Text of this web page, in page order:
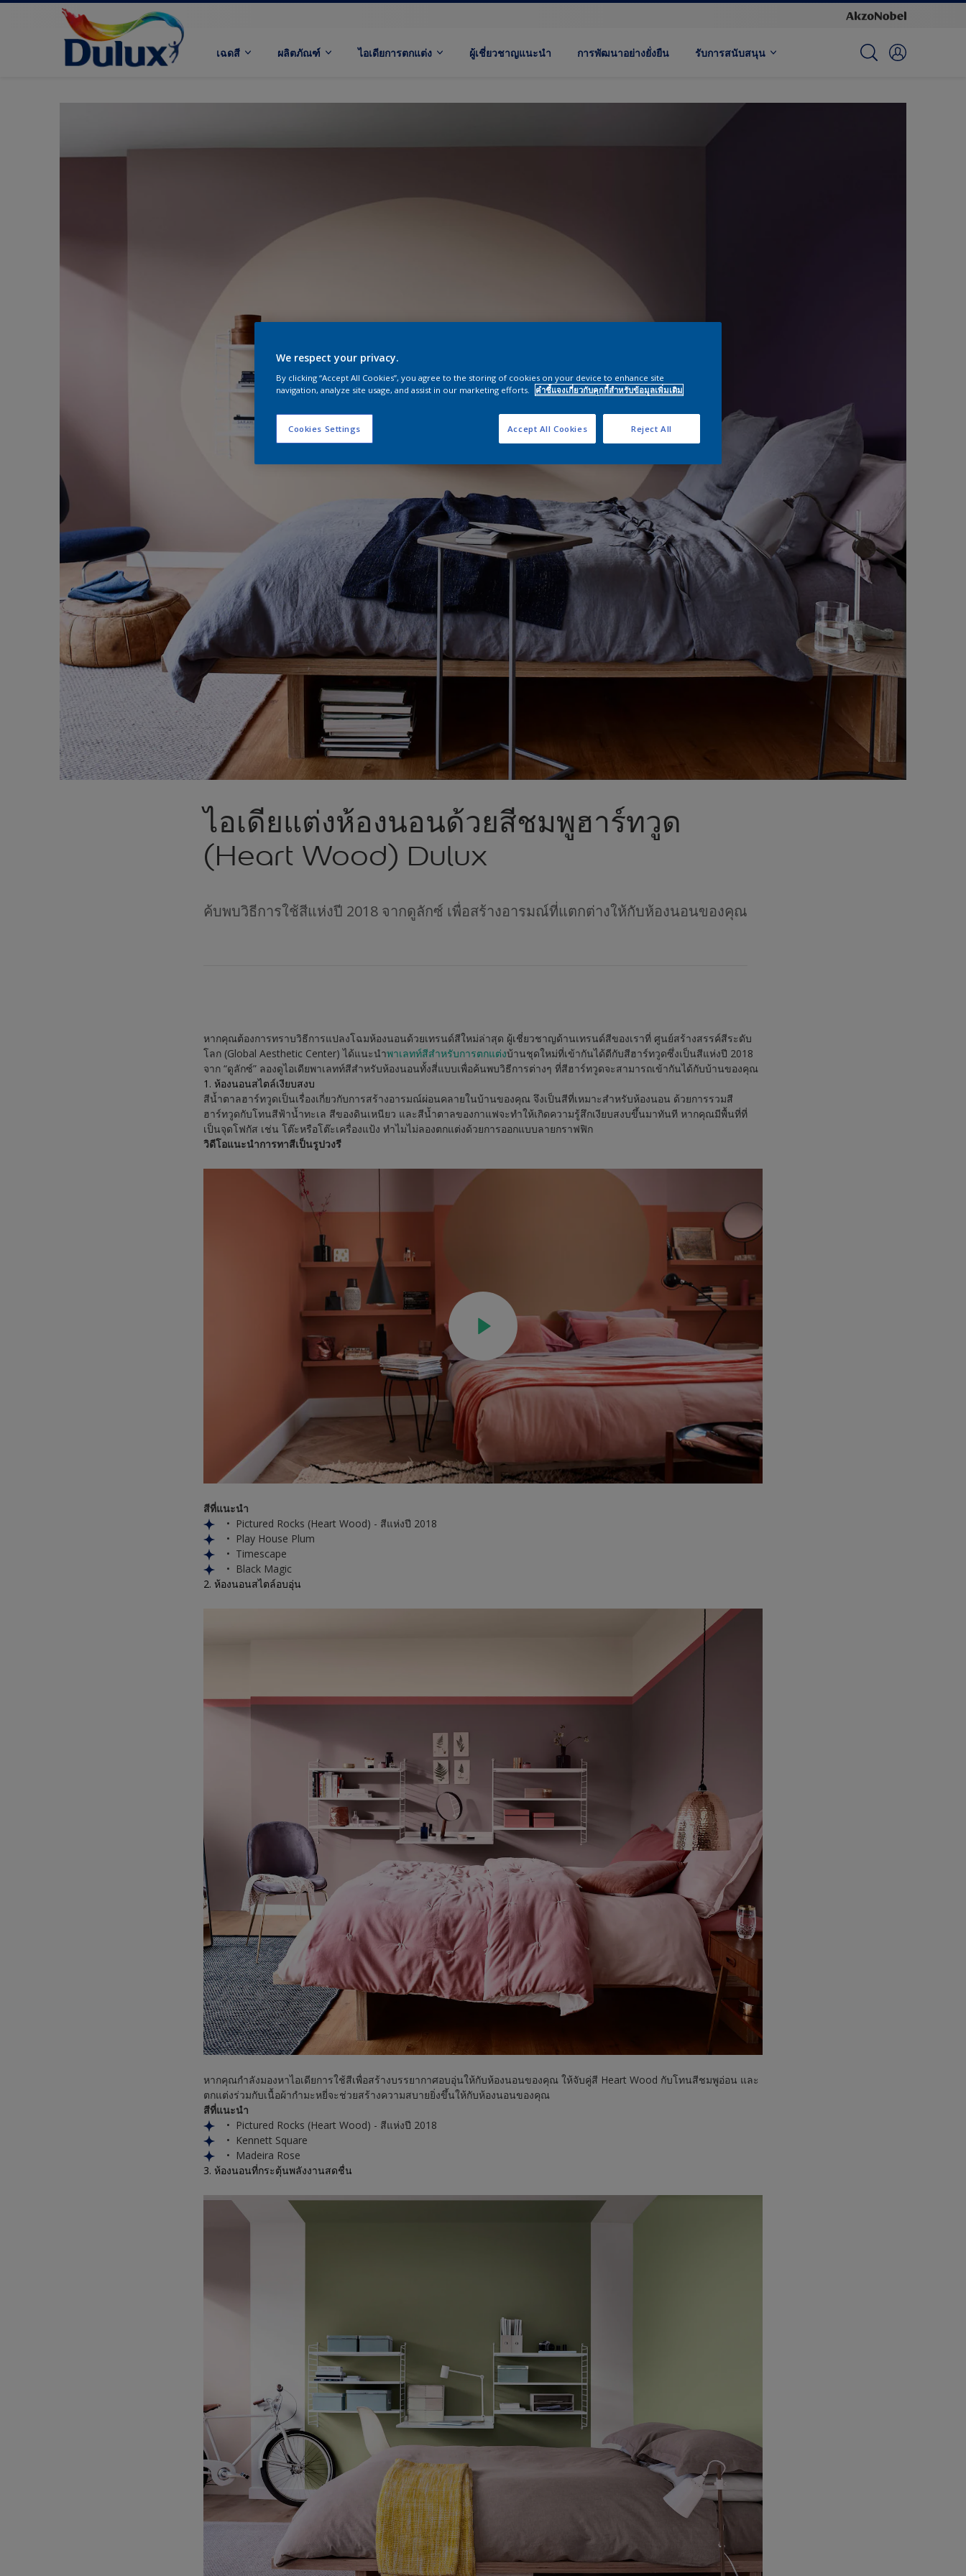
เฉดสี ผลิตภัณฑ์ ไอเดียการตกแต่ง ผู้เชี่ยวชาญแนะนำ การพัฒนาอย่างยั่งยืน รับการสนับสนุน
ไอเดียแต่งห้องนอนด้วยสีชมพูฮาร์ทวูด
(Heart Wood) Dulux
ค้บพบวิธีการใช้สีแห่งปี 2018 จากดูลักซ์ เพื่อสร้างอารมณ์ที่แตกต่างให้กับห้องนอนของคุณ
หากคุณต้องการทราบวิธีการแปลงโฉมห้องนอนด้วยเทรนด์สีใหม่ล่าสุด ผู้เชี่ยวชาญด้านเทรนด์สีของเราที่ ศูนย์สร้างสรรค์สีระดับ
โลก (Global Aesthetic Center) ได้แนะนำพาเลทท์สีสำหรับการตกแต่งบ้านชุดใหม่ที่เข้ากันได้ดีกับสีฮาร์ทวูดซึ่งเป็นสีแห่งปี 2018
จาก “ดูลักซ์” ลองดูไอเดียพาเลทท์สีสำหรับห้องนอนทั้งสี่แบบเพื่อค้นพบวิธีการต่างๆ ที่สีฮาร์ทวูดจะสามารถเข้ากันได้กับบ้านของคุณ
1. ห้องนอนสไตล์เงียบสงบ
สีน้ำตาลฮาร์ทวูดเป็นเรื่องเกี่ยวกับการสร้างอารมณ์ผ่อนคลายในบ้านของคุณ จึงเป็นสีที่เหมาะสำหรับห้องนอน ด้วยการรวมสี
ฮาร์ทวูดกับโทนสีฟ้าน้ำทะเล สีของดินเหนียว และสีน้ำตาลของกาแฟจะทำให้เกิดความรู้สึกเงียบสงบขึ้นมาทันที หากคุณมีพื้นที่ที่
เป็นจุดโฟกัส เช่น โต๊ะหรือโต๊ะเครื่องแป้ง ทำไมไม่ลองตกแต่งด้วยการออกแบบลายกราฟฟิก
วิดีโอแนะนำการทาสีเป็นรูปวงรี
สีที่แนะนำ
• Pictured Rocks (Heart Wood) - สีแห่งปี 2018
• Play House Plum
• Timescape
• Black Magic
2. ห้องนอนสไตล์อบอุ่น
หากคุณกำลังมองหาไอเดียการใช้สีเพื่อสร้างบรรยากาศอบอุ่นให้กับห้องนอนของคุณ ให้จับคู่สี Heart Wood กับโทนสีชมพูอ่อน และ
ตกแต่งร่วมกับเนื้อผ้ากำมะหยี่จะช่วยสร้างความสบายยิ่งขึ้นให้กับห้องนอนของคุณ
สีที่แนะนำ
• Pictured Rocks (Heart Wood) - สีแห่งปี 2018
• Kennett Square
• Madeira Rose
3. ห้องนอนที่กระตุ้นพลังงานสดชื่น
We respect your privacy.
By clicking “Accept All Cookies”, you agree to the storing of cookies on your device to enhance site
navigation, analyze site usage, and assist in our marketing efforts.
คำชี้แจงเกี่ยวกับคุกกี้สำหรับข้อมูลเพิ่มเติม
Cookies Settings Reject All
Accept All Cookies